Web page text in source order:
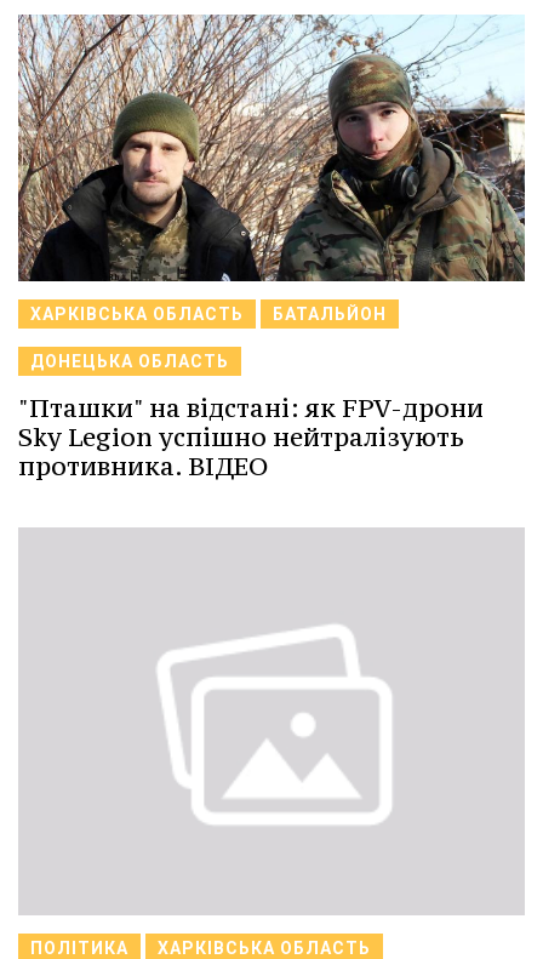
ХАРКІВСЬКА ОБЛАСТЬ БАТАЛЬЙОН
ДОНЕЦЬКА ОБЛАСТЬ
"Пташки" на відстані: як FPV-дрони
Sky Legion успішно нейтралізують
противника. ВІДЕО
ПОЛІТИКА ХАРКІВСЬКА ОБЛАСТЬ